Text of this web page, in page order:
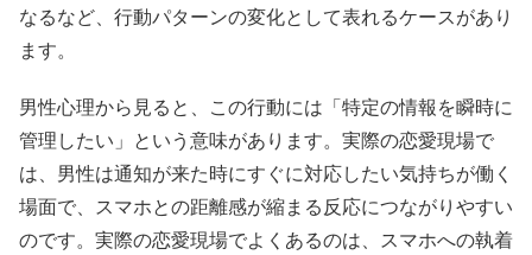
なるなど、行動パターンの変化として表れるケースがあり
ます。
男性心理から見ると、この行動には「特定の情報を瞬時に
管理したい」という意味があります。実際の恋愛現場で
は、男性は通知が来た時にすぐに対応したい気持ちが働く
場面で、スマホとの距離感が縮まる反応につながりやすい
のです。実際の恋愛現場でよくあるのは、スマホへの執着